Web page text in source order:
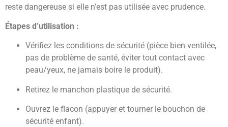
reste dangereuse si elle n’est pas utilisée avec prudence.
Étapes d’utilisation :
Vérifiez les conditions de sécurité (pièce bien ventilée,
pas de problème de santé, éviter tout contact avec
peau/yeux, ne jamais boire le produit).
Retirez le manchon plastique de sécurité.
Ouvrez le flacon (appuyer et tourner le bouchon de
sécurité enfant).